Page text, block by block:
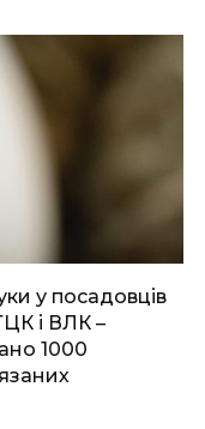
у посадовців
і ВЛК –
1000